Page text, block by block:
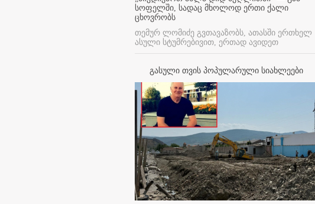
სოფელში, სადაც მხოლოდ ერთი ქალი
ცხოვრობს
თემურ ლომიძე გვთავაზობს, ათასში ერთხელ
ასული სტუმრებივით, ერთად ავიდეთ
გასული თვის პოპულარული სიახლეები